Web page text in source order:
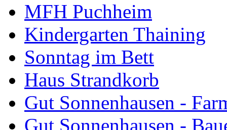
MFH Puchheim
Kindergarten Thaining
Sonntag im Bett
Haus Strandkorb
Gut Sonnenhausen -
Gut Sonnenhausen -